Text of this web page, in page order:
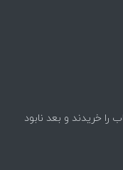
خریدند و بعد نابود